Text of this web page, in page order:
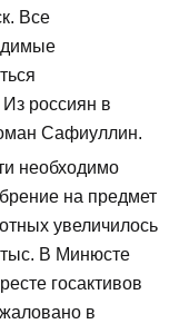
Все
россиян в
Сафиуллин.
необходимо
на предмет
увеличилось
В Минюсте
госактивов
в